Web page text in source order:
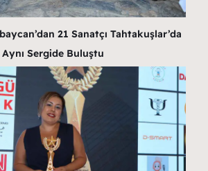
21 Sanatçı Tahtakuşlar’da
Aynı Sergide Buluştu